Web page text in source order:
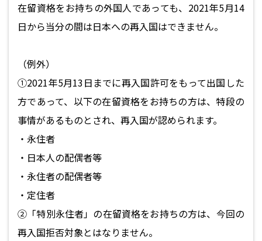
在留資格をお持ちの外国人であっても、2021年5月14
日から当分の間は日本への再入国はできません。
（例外）
①2021年5月13日までに再入国許可をもって出国した
方であって、以下の在留資格をお持ちの方は、特段の
事情があるものとされ、再入国が認められます。
・永住者
・日本人の配偶者等
・永住者の配偶者等
・定住者
②「特別永住者」の在留資格をお持ちの方は、今回の
再入国拒否対象とはなりません。